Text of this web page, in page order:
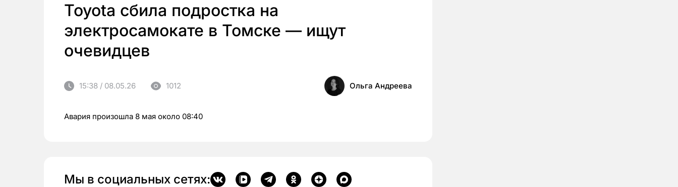
Toyota сбила подростка на
электросамокате в Томске — ищут
очевидцев
15:38 / 08.05.26 1012 Ольга Андреева
Авария произошла 8 мая около 08:40
Мы в социальных сетях: